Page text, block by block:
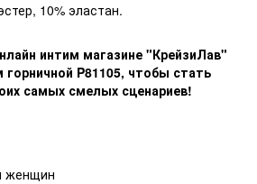
10% эластан.
интим магазине "КрейзиЛав"
P81105, чтобы стать
самых смелых сценариев!
женщин